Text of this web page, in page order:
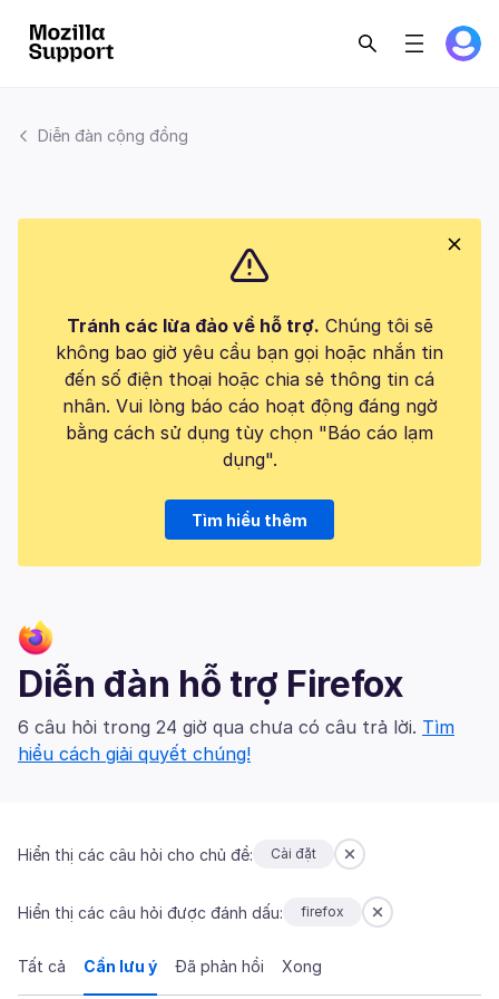
Diễn đàn cộng đồng
Tránh các lừa đảo về hỗ trợ. Chúng tôi sẽ
không bao giờ yêu cầu bạn gọi hoặc nhắn tin
đến số điện thoại hoặc chia sẻ thông tin cá
nhân. Vui lòng báo cáo hoạt động đáng ngờ
bằng cách sử dụng tùy chọn "Báo cáo lạm
dụng".
Tìm hiểu thêm
Diễn đàn hỗ trợ Firefox
6 câu hỏi trong 24 giờ qua chưa có câu trả lời. Tìm
hiểu cách giải quyết chúng!
Hiển thị các câu hỏi cho chủ đề: Cài đặt
Hiển thị các câu hỏi được đánh dấu: firefox
Tất cả Cần lưu ý Đã phản hồi Xong